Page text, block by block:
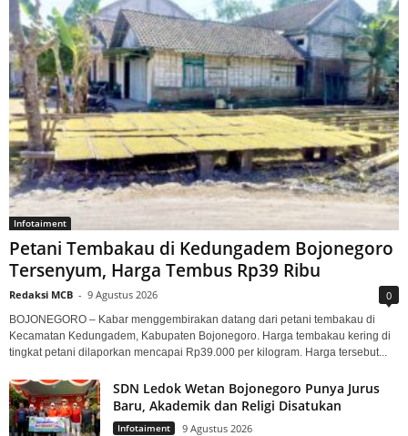
Infotaiment
Petani Tembakau di Kedungadem Bojonegoro
Tersenyum, Harga Tembus Rp39 Ribu
Redaksi MCB - 9 Agustus 2026 0
BOJONEGORO – Kabar menggembirakan datang dari petani tembakau di
Kecamatan Kedungadem, Kabupaten Bojonegoro. Harga tembakau kering di
tingkat petani dilaporkan mencapai Rp39.000 per kilogram. Harga tersebut...
SDN Ledok Wetan Bojonegoro Punya Jurus
Baru, Akademik dan Religi Disatukan
Infotaiment 9 Agustus 2026